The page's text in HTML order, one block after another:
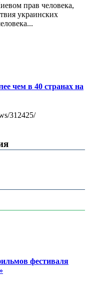
прав человека,
украинских
чем в 40 странах на
312425/
фестиваля